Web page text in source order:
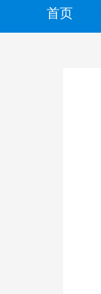
首页